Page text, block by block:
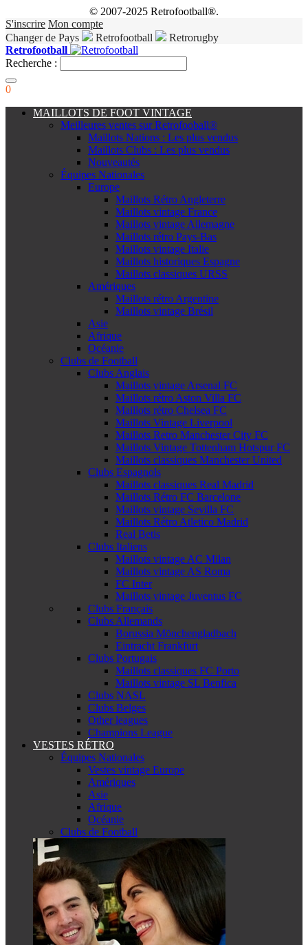
© 2007-2025 Retrofootball®.
S'inscrire Mon compte
Changer de Pays
Retrofootball
Retrorugby
Retrofootball
Recherche :
0
MAILLOTS DE FOOT VINTAGE
Meilleures ventes sur Retrofooball®
Maillots Nations : Les plus vendus
Maillots Clubs : Les plus vendus
Nouveautés
Équipes Nationales
Europe
Maillots Rétro Angleterre
Maillots vintage France
Maillots vintage Allemagne
Maillots rétro Pays-Bas
Maillots vintage Italie
Maillots historiques Espagne
Maillots classiques URSS
Amériques
Maillots rétro Argentine
Maillots vintage Brésil
Asie
Afrique
Océanie
Clubs de Football
Clubs Anglais
Maillots vintage Arsenal FC
Maillots rétro Aston Villa FC
Maillots rétro Chelsea FC
Maillots Vintage Liverpool
Maillots Retro Manchester City FC
Maillots Vintage Tottenham Hotspur FC
Maillots classiques Manchester United
Clubs Espagnols
Maillots classiques Real Madrid
Maillots Rétro FC Barcelone
Maillots vintage Sevilla FC
Maillots Rétro Atletico Madrid
Real Betis
Clubs Italiens
Maillots vintage AC Milan
Maillots vintage AS Roma
FC Inter
Maillots vintage Juventus FC
Clubs Français
Clubs Allemands
Borussia Mönchengladbach
Eintracht Frankfurt
Clubs Portugais
Maillots classiques FC Porto
Maillots vintage SL Benfica
Clubs NASL
Clubs Belges
Other leagues
Champions League
VESTES RÉTRO
Équipes Nationales
Vestes vintage Europe
Amériques
Asie
Afrique
Océanie
Clubs de Football